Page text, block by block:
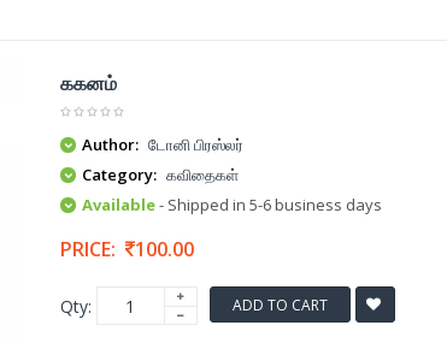
ககனம்
Author: டோனி பிரஸ்லர்
Category: கவிதைகள்
Available- Shipped in 5-6 business days
PRICE: 100.00
Qty: ADD TO CART